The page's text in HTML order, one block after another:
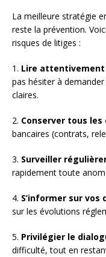
La meilleure stratégie
reste la prévention.
risques de litiges :
1. Lire
pas hésiter à
claires.
2. Conserver tous
bancaires (contrats,
3. Surveiller
rapidement toute
4. S’informer sur vos
sur les évolutions
5. Privilégier le
difficulté, tout en